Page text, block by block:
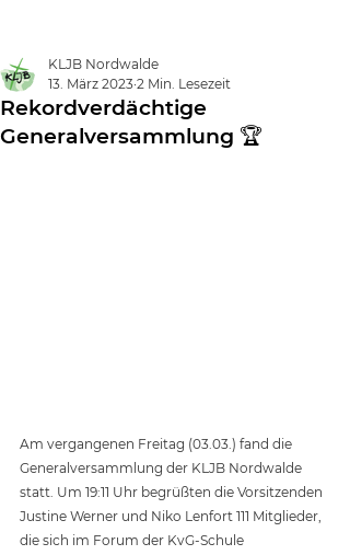
Rekordverdächtige
Generalversammlung 🏆
KLJB Nordwalde
13. März 2023 2 Min. Lesezeit
Am vergangenen Freitag (03.03.) fand die
Generalversammlung der KLJB Nordwalde
statt. Um 19:11 Uhr begrüßten die Vorsitzenden
Justine Werner und Niko Lenfort 111 Mitglieder,
die sich im Forum der KvG-Schule